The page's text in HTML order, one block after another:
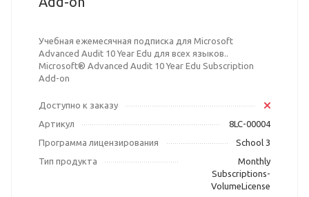
Учебная ежемесячная подписка для Microsoft
Advanced Audit 10 Year Edu для всех языков..
Microsoft® Advanced Audit 10 Year Edu Subscription
Add-on
Доступно к заказу
Артикул
8LC-00004
Программа лицензирования
School 3
Тип продукта
Monthly
Subscriptions-
VolumeLicense